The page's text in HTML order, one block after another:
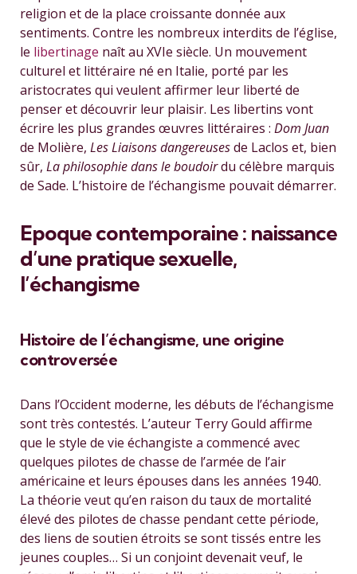
religion et de la place croissante donnée aux
sentiments. Contre les nombreux interdits de l’église,
le libertinage naît au XVIe siècle. Un mouvement
culturel et littéraire né en Italie, porté par les
aristocrates qui veulent affirmer leur liberté de
penser et découvrir leur plaisir. Les libertins vont
écrire les plus grandes œuvres littéraires : Dom Juan
de Molière, Les Liaisons dangereusesde Laclos et, bien
sûr, La philosophie dans le boudoirdu célèbre marquis
de Sade. L’histoire de l’échangisme pouvait démarrer.
Epoque contemporaine : naissance
d’une pratique sexuelle,
l’échangisme
Histoire de l’échangisme, une origine
controversée
Dans l’Occident moderne, les débuts de l’échangisme
sont très contestés. L’auteur Terry Gould affirme
que le style de vie échangiste a commencé avec
quelques pilotes de chasse de l’armée de l’air
américaine et leurs épouses dans les années 1940.
La théorie veut qu’en raison du taux de mortalité
élevé des pilotes de chasse pendant cette période,
des liens de soutien étroits se sont tissés entre les
jeunes couples… Si un conjoint devenait veuf, le